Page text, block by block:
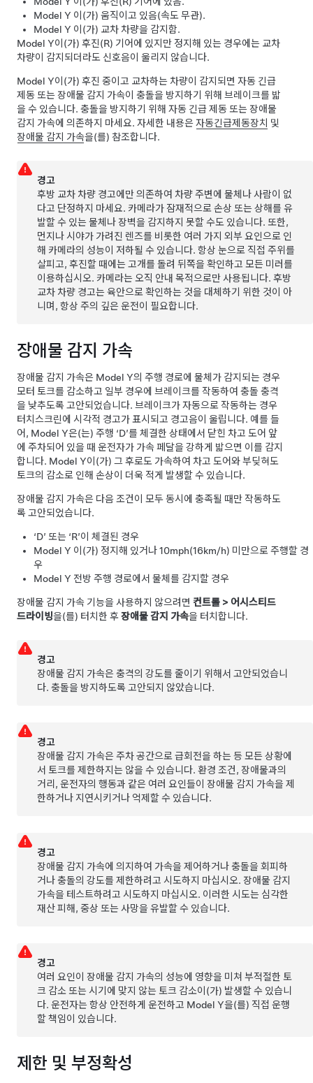
Model Y 이(가) 움직이고 있음(속도 무관).
Model Y 이(가) 교차 차량을 감지함.
Model Y이(가) 후진(R) 기어에 있지만 정지해 있는 경우에는 교차
차량이 감지되더라도 신호음이 울리지 않습니다.
Model Y이(가) 후진 중이고 교차하는 차량이 감지되면 자동 긴급
제동 또는 장애물 감지 가속이 충돌을 방지하기 위해 브레이크를 밟
을 수 있습니다. 충돌을 방지하기 위해 자동 긴급 제동 또는 장애물
감지 가속에 의존하지 마세요. 자세한 내용은자동긴급제동장치 및
장애물 감지 가속을(를) 참조합니다.
경고
후방 교차 차량 경고에만 의존하여 차량 주변에 물체나 사람이 없
다고 단정하지 마세요. 카메라가 잠재적으로 손상 또는 상해를 유
발할 수 있는 물체나 장벽을 감지하지 못할 수도 있습니다. 또한,
먼지나 시야가 가려진 렌즈를 비롯한 여러 가지 외부 요인으로 인
해 카메라의 성능이 저하될 수 있습니다. 항상 눈으로 직접 주위를
살피고, 후진할 때에는 고개를 돌려 뒤쪽을 확인하고 모든 미러를
이용하십시오. 카메라는 오직 안내 목적으로만 사용됩니다. 후방
교차 차량 경고는 육안으로 확인하는 것을 대체하기 위한 것이 아
니며, 항상 주의 깊은 운전이 필요합니다.
장애물 감지 가속
장애물 감지 가속은 Model Y의 주행 경로에 물체가 감지되는 경우
모터 토크를 감소하고 일부 경우에 브레이크를 작동하여 충돌 충격
을 낮추도록 고안되었습니다. 브레이크가 자동으로 작동하는 경우
터치스크린에 시각적 경고가 표시되고 경고음이 울립니다. 예를 들
어, Model Y은(는) 주행 ‘D’를 체결한 상태에서 닫힌 차고 도어 앞
에 주차되어 있을 때 운전자가 가속 페달을 강하게 밟으면 이를 감지
합니다. Model Y이(가) 그 후로도 가속하여 차고 도어와 부딪혀도
토크의 감소로 인해 손상이 더욱 적게 발생할 수 있습니다.
장애물 감지 가속은 다음 조건이 모두 동시에 충족될 때만 작동하도
록 고안되었습니다.
‘D’ 또는 ‘R’이 체결된 경우
Model Y 이(가) 정지해 있거나10mph(16km/h) 미만으로 주행할 경
우
Model Y 전방 주행 경로에서 물체를 감지할 경우
장애물 감지 가속 기능을 사용하지 않으려면 컨트롤 > 어시스티드
드라이빙을(를) 터치한 후장애물 감지 가속을 터치합니다.
경고
장애물 감지 가속은 충격의 강도를 줄이기 위해서 고안되었습니
다. 충돌을 방지하도록 고안되지 않았습니다.
경고
장애물 감지 가속은 주차 공간으로 급회전을 하는 등 모든 상황에
서 토크를 제한하지는 않을 수 있습니다. 환경 조건, 장애물과의
거리, 운전자의 행동과 같은 여러 요인들이 장애물 감지 가속을 제
한하거나 지연시키거나 억제할 수 있습니다.
경고
장애물 감지 가속에 의지하여 가속을 제어하거나 충돌을 회피하
거나 충돌의 강도를 제한하려고 시도하지 마십시오. 장애물 감지
가속을 테스트하려고 시도하지 마십시오. 이러한 시도는 심각한
재산 피해, 중상 또는 사망을 유발할 수 있습니다.
경고
여러 요인이 장애물 감지 가속의 성능에 영향을 미쳐 부적절한 토
크 감소 또는 시기에 맞지 않는 토크 감소이(가) 발생할 수 있습니
다. 운전자는 항상 안전하게 운전하고 Model Y을(를) 직접 운행
할 책임이 있습니다.
제한 및 부정확성